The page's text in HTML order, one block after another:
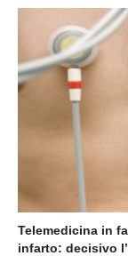
Telemedicina in
infarto: decisivo